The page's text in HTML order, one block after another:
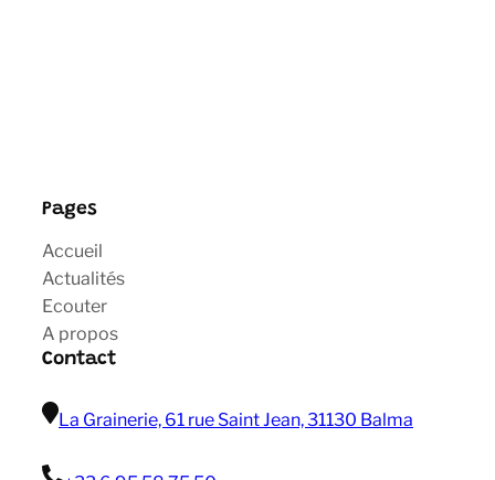
Pages
Accueil
Actualités
Ecouter
A propos
Contact
La Grainerie, 61 rue Saint Jean, 31130 Balma